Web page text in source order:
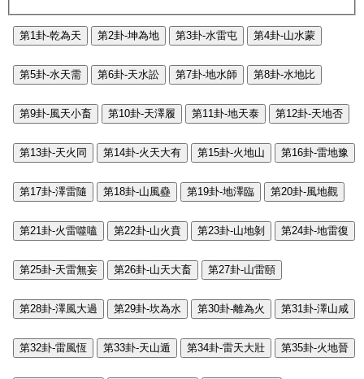
第1卦-乾為天 第2卦-坤為地 第3卦-水雷屯 第4卦-山水蒙
第5卦-水天需 第6卦-天水訟 第7卦-地水師 第8卦-水地比
第9卦-風天小畜 第10卦-天澤履 第11卦-地天泰 第12卦-天地否
第13卦-天火同 第14卦-火天大有 第15卦-火地山 第16卦-雷地豫
第17卦-澤雷隨 第18卦-山風蠱 第19卦-地澤臨 第20卦-風地觀
第21卦-火雷噬嗑 第22卦-山火賁 第23卦-山地剝 第24卦-地雷復
第25卦-天雷無妄 第26卦-山天大畜 第27卦-山雷頤
第28卦-澤風大過 第29卦-坎為水 第30卦-離為火 第31卦-澤山咸
第32卦-雷風恆 第33卦-天山遁 第34卦-雷天大壯 第35卦-火地晉